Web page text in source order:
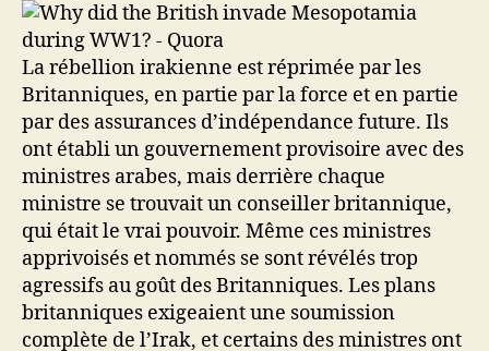
La rébellion irakienne est réprimée par les
Britanniques, en partie par la force et en partie
par des assurances d’indépendance future. Ils
ont établi un gouvernement provisoire avec des
ministres arabes, mais derrière chaque
ministre se trouvait un conseiller britannique,
qui était le vrai pouvoir. Même ces ministres
apprivoisés et nommés se sont révélés trop
agressifs au goût des Britanniques. Les plans
britanniques exigeaient une soumission
complète de l’Irak, et certains des ministres ont